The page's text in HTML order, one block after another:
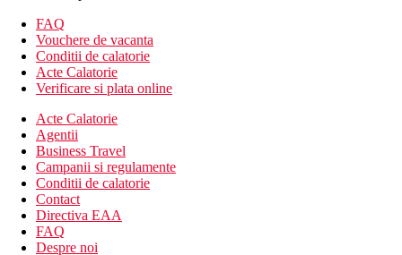
Descrierea hotelului
Hotelul dispune de:
Receptie 24/7
camera de bagaje
piscina pentru adulti
piscina pentru copii
bar la piscina / snack bar
seif(contra cost)
wifi gratuit
gradina cu sezlonguri
prosoape pentru piscina, pentru plaja (contra cost)
plaja privata
FAQ
Vouchere de vacanta
Conditii de calatorie
Acte Calatorie
Verificare si plata online
Acte Calatorie
Agentii
Business Travel
Campanii si regulamente
Conditii de calatorie
Contact
Directiva EAA
FAQ
Despre noi